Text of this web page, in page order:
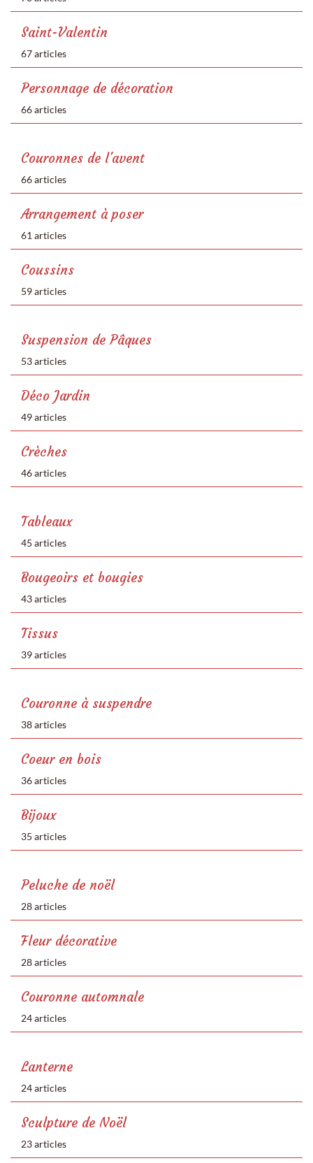
Saint-Valentin
67 articles
Personnage de décoration
66 articles
Couronnes de l'avent
66 articles
Arrangement à poser
61 articles
Coussins
59 articles
Suspension de Pâques
53 articles
Déco Jardin
49 articles
Crèches
46 articles
Tableaux
45 articles
Bougeoirs et bougies
43 articles
Tissus
39 articles
Couronne à suspendre
38 articles
Coeur en bois
36 articles
Bijoux
35 articles
Peluche de noël
28 articles
Fleur décorative
28 articles
Couronne automnale
24 articles
Lanterne
24 articles
Sculpture de Noël
23 articles